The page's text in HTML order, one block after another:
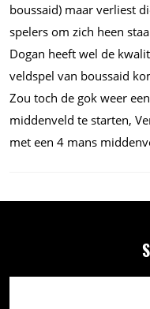
boussaid) maar verliest
spelers om zich heen
Dogan heeft wel de
veldspel van boussaid
Zou toch de gok weer
middenveld te starten,
met een 4 mans